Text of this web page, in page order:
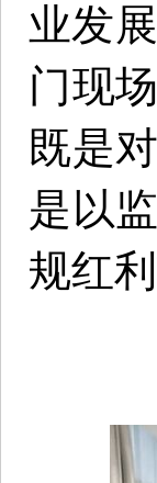
业发
门现
既是
是以
规红